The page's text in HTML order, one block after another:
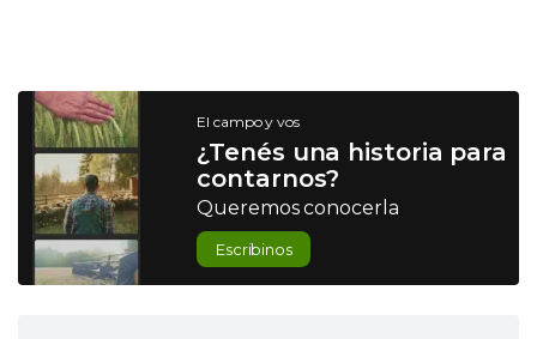
El campo y vos
¿Tenés una historia para
contarnos?
Queremos conocerla
Escribinos